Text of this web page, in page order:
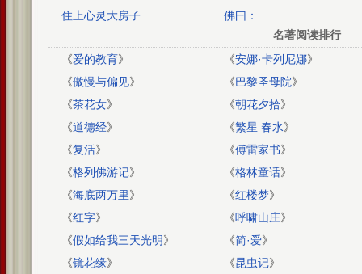
鬼”
住上心灵大房子
佛曰：...
名著阅读排行
《爱的教育》 《安娜·卡列尼娜》
《傲慢与偏见》 《巴黎圣母院》
《茶花女》 《朝花夕拾》
《道德经》 《繁星 春水》
《复活》 《傅雷家书》
《格列佛游记》 《格林童话》
《海底两万里》 《红楼梦》
《红字》 《呼啸山庄》
《假如给我三天光明》 《简·爱》
《镜花缘》 《昆虫记》